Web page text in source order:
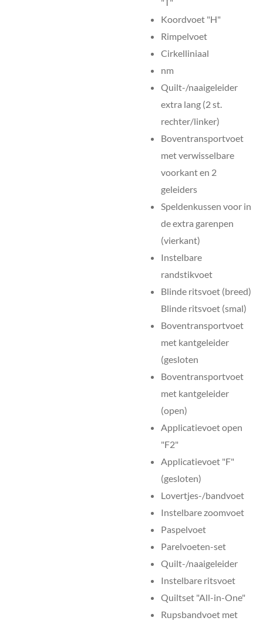
Koordvoet "H"
Rimpelvoet
Cirkelliniaal
nm
Quilt-/naaigeleider
extra lang (2 st.
rechter/linker)
Boventransportvoet
met verwisselbare
voorkant en 2
geleiders
Speldenkussen voor in
de extra garenpen
(vierkant)
Instelbare
randstikvoet
Blinde ritsvoet (breed)
Blinde ritsvoet (smal)
Boventransportvoet
met kantgeleider
(gesloten
Boventransportvoet
met kantgeleider
(open)
Applicatievoet open
"F2"
Applicatievoet "F"
(gesloten)
Lovertjes-/bandvoet
Instelbare zoomvoet
Paspelvoet
Parelvoeten-set
Quilt-/naaigeleider
Instelbare ritsvoet
Quiltset "All-in-One"
Rupsbandvoet met